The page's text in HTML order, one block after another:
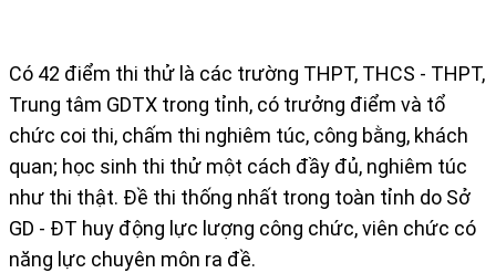
Có 42 điểm thi thử là các trường THPT, THCS - THPT,
Trung tâm GDTX trong tỉnh, có trưởng điểm và tổ
chức coi thi, chấm thi nghiêm túc, công bằng, khách
quan; học sinh thi thử một cách đầy đủ, nghiêm túc
như thi thật. Đề thi thống nhất trong toàn tỉnh do Sở
GD - ĐT huy động lực lượng công chức, viên chức có
năng lực chuyên môn ra đề.